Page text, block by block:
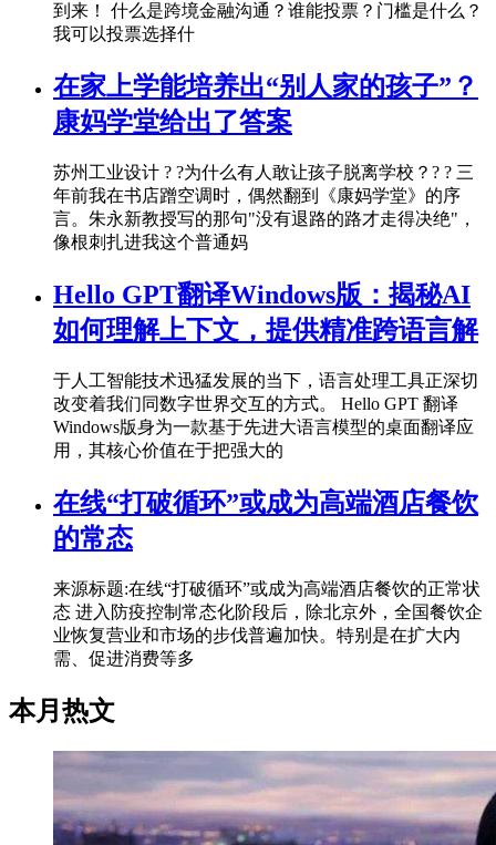
到来！ 什么是跨境金融沟通？谁能投票？门槛是什么？
我可以投票选择什
在家上学能培养出“别人家的孩子”？
康妈学堂给出了答案
苏州工业设计 ? ?为什么有人敢让孩子脱离学校？? ? 三
年前我在书店蹭空调时，偶然翻到《康妈学堂》的序
言。朱永新教授写的那句"没有退路的路才走得决绝"，
像根刺扎进我这个普通妈
Hello GPT翻译Windows版：揭秘AI
如何理解上下文，提供精准跨语言解
于人工智能技术迅猛发展的当下，语言处理工具正深切
改变着我们同数字世界交互的方式。 Hello GPT 翻译
Windows版身为一款基于先进大语言模型的桌面翻译应
用，其核心价值在于把强大的
在线“打破循环”或成为高端酒店餐饮
的常态
来源标题:在线“打破循环”或成为高端酒店餐饮的正常状
态 进入防疫控制常态化阶段后，除北京外，全国餐饮企
业恢复营业和市场的步伐普遍加快。特别是在扩大内
需、促进消费等多
本月热文